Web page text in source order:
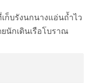
ก็บรังนกนางแอ่นถ้ำไว
นักเดินเรือโบราณ